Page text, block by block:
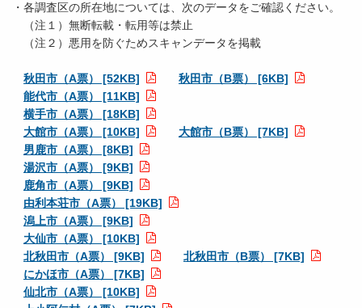
・各調査区の所在地については、次のデータをご確認ください。
（注１）無断転載・転用等は禁止
（注２）悪用を防ぐためスキャンデータを掲載
秋田市（A票） [52KB]
秋田市（B票） [6KB]
能代市（A票） [11KB]
横手市（A票） [18KB]
大館市（A票） [10KB]
大館市（B票） [7KB]
男鹿市（A票） [8KB]
湯沢市（A票） [9KB]
鹿角市（A票） [9KB]
由利本荘市（A票） [19KB]
潟上市（A票） [9KB]
大仙市（A票） [10KB]
北秋田市（A票） [9KB]
北秋田市（B票） [7KB]
にかほ市（A票） [7KB]
仙北市（A票） [10KB]